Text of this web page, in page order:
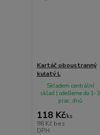
Kartáč oboustranný
kulatý L
118 Kč/ks
98 Kč bez
DPH
Skladem centrální
sklad | odešleme do 1-3
prac. dnů